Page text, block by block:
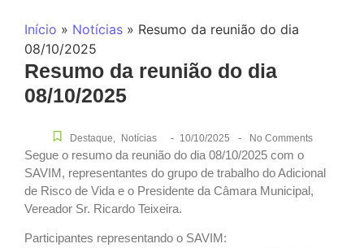
Início » Notícias » Resumo da reunião do dia
08/10/2025
Resumo da reunião do dia
08/10/2025
Destaque, Notícias - 10/10/2025 - No Comments
Segue o resumo da reunião do dia 08/10/2025 com o
SAVIM, representantes do grupo de trabalho do Adicional
de Risco de Vida e o Presidente da Câmara Municipal,
Vereador Sr. Ricardo Teixeira.
Participantes representando o SAVIM: